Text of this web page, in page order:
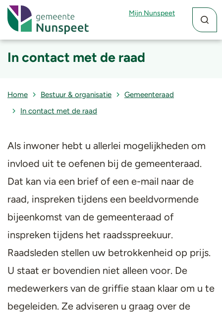
Mijn Nunspeet
In contact met de raad
Home Bestuur & organisatie
Gemeenteraad
In contact met de raad
Als inwoner hebt u allerlei mogelijkheden om
invloed uit te oefenen bij de gemeenteraad.
Dat kan via een brief of een e-mail naar de
raad, inspreken tijdens een beeldvormende
bijeenkomst van de gemeenteraad of
inspreken tijdens het raadsspreekuur.
Raadsleden stellen uw betrokkenheid op prijs.
U staat er bovendien niet alleen voor. De
medewerkers van de griffie staan klaar om u te
begeleiden. Ze adviseren u graag over de